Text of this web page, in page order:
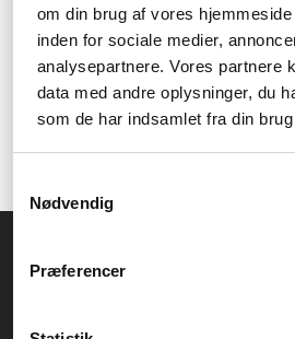
om din brug af vores
inden for sociale medier,
analysepartnere. Vores partnere
data med andre oplysninger, du
som de har indsamlet fra din
Nødvendig
Præferencer
Brother. De har de perfekte
erhvervslivet, så man kan få
deadline. Har I nogen spørgsmål?
kundeservice – vi vil hellere end
eller ringer til os. Så snart vi har
vi fragtfrit sende produktet via
CVR.: 26208637
Generelle henvendelser: